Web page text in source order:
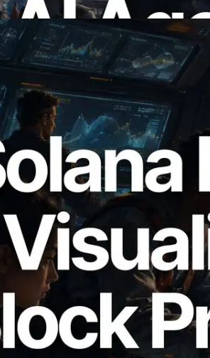
Solana Block
— Slot Başına Blok
ve Görevli Doğrulayıcı